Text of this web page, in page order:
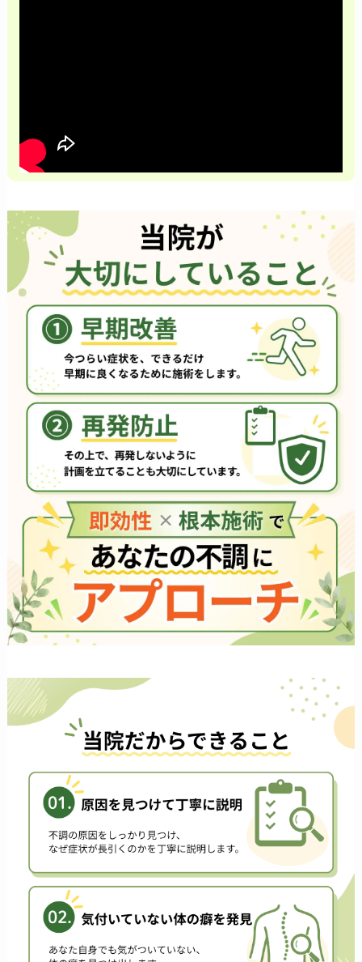
※お客様の感想であり、効果を保証するものではありません。